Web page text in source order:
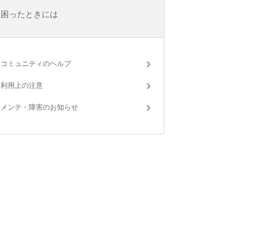
困ったときには
コミュニティのヘルプ
利用上の注意
メンテ・障害のお知らせ